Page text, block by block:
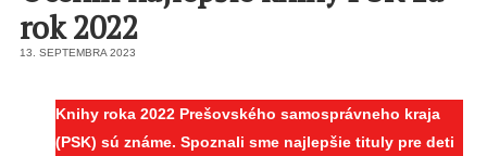
rok 2022
13. SEPTEMBRA 2023
Knihy roka 2022 Prešovského samosprávneho kraja
(PSK) sú známe. Spoznali sme najlepšie tituly pre deti